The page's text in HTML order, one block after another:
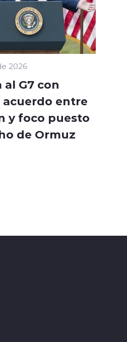
2026
G7 con
entre
y foco puesto
de Ormuz